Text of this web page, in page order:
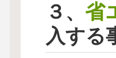
３、 省
入する